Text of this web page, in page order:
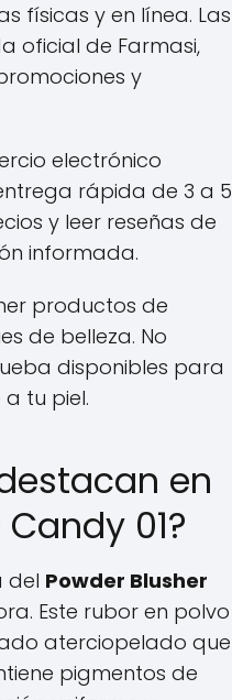
físicas y en línea. Las
oficial de Farmasi,
y
electrónico
rápida de 3 a 5
y leer reseñas de
informada.
productos de
de belleza. No
disponibles para
tu piel.
en
01?
del Powder Blusher
Este rubor en polvo
aterciopelado que
pigmentos de